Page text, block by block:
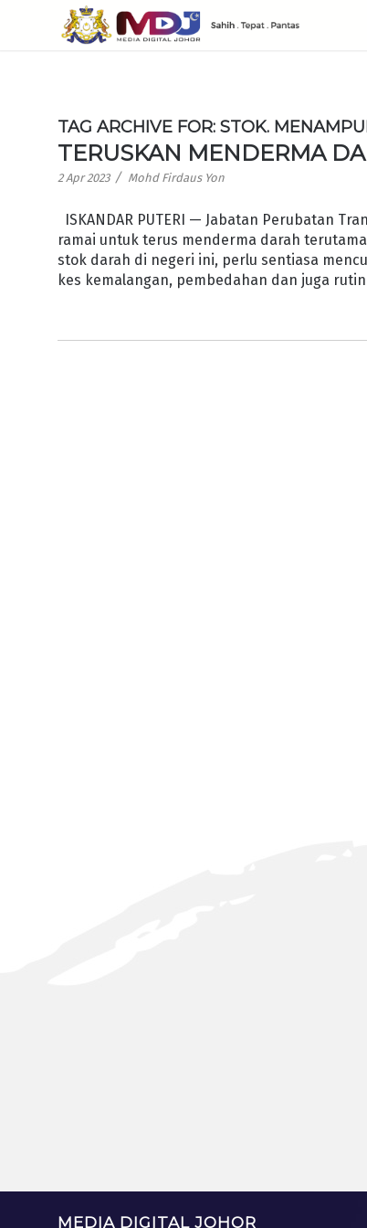
TAG ARCHIVE FOR:STOK.
TERUSKAN MENDERMA
2 Apr 2023 / Mohd Firdaus Yon
ISKANDAR PUTERI — Jabatan Perubatan
ramai untuk terus menderma darah
stok darah di negeri ini, perlu sentiasa
kes kemalangan, pembedahan dan juga
MEDIA DIGITAL JOHOR